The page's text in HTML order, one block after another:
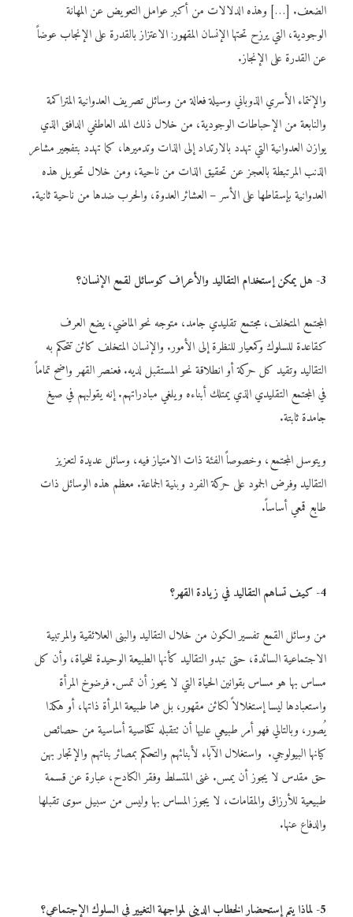
الضعف. […] وهذه الدلالات من أكبر عوامل التعويض عن المهانة
الوجودية، التي يرزح تحتها الإنسان المقهور: الاعتزاز بالقدرة على الإنجاب عوضاً
عن القدرة على الإنجاز.
والإنتماء الأسري الذوباني وسيلة فعالة من وسائل تصريف العدوانية المتراكمة
والنابعة من الإحباطات الوجودية، من خلال ذلك المد العاطفي الدافق الذي
يوازن العدوانية التي تهدد بالارتداد إلى الذات وتدميرها، كما تهدد بتفجير مشاعر
الذنب المرتبطة بالعجز عن تحقيق الذات من ناحية، ومن خلال تحويل هذه
العدوانية بإسقاطها على الأسر – العشائر العدوة، والحرب ضدها من ناحية ثانية.
3- هل يمكن إستخدام التقاليد والأعراف كوسائل لقمع الإنسان؟
المجتمع المتخلف، مجتمع تقليدي جامد، متوجه نحو الماضي، يضع العرف
كقاعدة للسلوك وكمعيار للنظرة إلى الأمور. والإنسان المتخلف كائن تتحكم به
التقاليد وتقيد كل حركة أو انطلاقة نحو المستقبل لديه. فعنصر القهر واضح تماماً
في المجتمع التقليدي الذي يمتلك أبناءه ويلغي مبادراتهم. إنه يقولبهم في صيغ
جامدة ثابتة.
ويتوسل المجتمع، وخصوصاً الفئة ذات الامتياز فيه، وسائل عديدة لتعزيز
التقاليد وفرض الجمود على حركة الفرد وبنية الجماعة. معظم هذه الوسائل ذات
طابع قمعي أساساً.
4- كيف تساهم التقاليد في زيادة القهر؟
من وسائل القمع تفسير الكون من خلال التقاليد والبنى العلائقية والمرتبية
الاجتماعية السائدة، حتى تبدو التقاليد كأنها الطبيعة الوحيدة للحياة، وأن كل
مساس بها هو مساس بقوانين الحياة التي لا يحوز أن تمس. فرضوخ المرأة
واستعبادها ليسا إستغلالاً لكائن مقهور، بل هما طبيعة المرأة ذاتها، أو هكذا
يُصور، وبالتالي فهو أمر طبيعي عليها أن تتقبله كخاصية أساسية من حصائص
كيانها البيولوجي. واستغلال الآباء لأبنائهم والتحكم بمصائر بناتهم والإتجار بهن
حق مقدس لا يجوز أن يمس. غنى المتسلط وفقر الكادح، عبارة عن قسمة
طبيعية للأرزاق والمقامات، لا يجوز المساس بها وليس من سبيل سوى تقبلها
والدفاع عنها.
5- لماذا يتم إستحضار الخطاب الديني لمواجهة التغيير في السلوك الإجتماعي؟